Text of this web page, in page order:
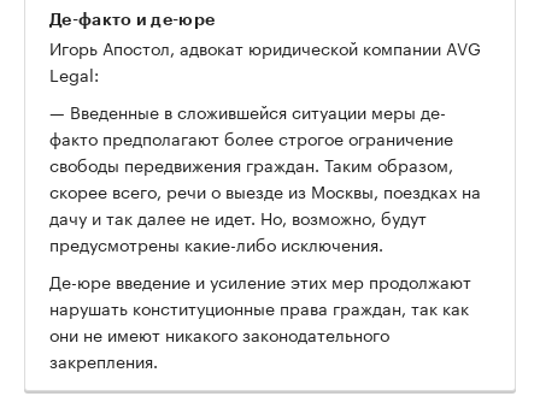
Де-факто и де-юре
Игорь Апостол, адвокат юридической компании AVG
Legal:
— Введенные в сложившейся ситуации меры де-
факто предполагают более строгое ограничение
свободы передвижения граждан. Таким образом,
скорее всего, речи о выезде из Москвы, поездках на
дачу и так далее не идет. Но, возможно, будут
предусмотрены какие-либо исключения.
Де-юре введение и усиление этих мер продолжают
нарушать конституционные права граждан, так как
они не имеют никакого законодательного
закрепления.